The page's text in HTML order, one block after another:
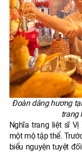
Đoàn dâng hương
trang
Nghĩa trang liệt sĩ
một mộ tập thể.
biểu nguyện tuyệt